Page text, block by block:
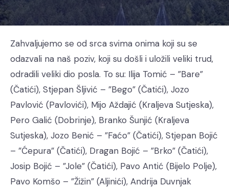
Zahvaljujemo se od srca svima onima koji su se
odazvali na naš poziv, koji su došli i uložili veliki trud,
odradili veliki dio posla. To su: Ilija Tomić – ”Bare”
(Čatići), Stjepan Šljivić – ”Bego” (Čatići), Jozo
Pavlović (Pavlovići), Mijo Aždajić (Kraljeva Sutjeska),
Pero Galić (Dobrinje), Branko Šunjić (Kraljeva
Sutjeska), Jozo Benić – ”Faćo” (Čatići), Stjepan Bojić
– ”Ćepura” (Čatići), Dragan Bojić – ”Brko” (Čatići),
Josip Bojić – ”Jole” (Čatići), Pavo Antić (Bijelo Polje),
Pavo Komšo – ”Žižin” (Aljinići), Andrija Duvnjak